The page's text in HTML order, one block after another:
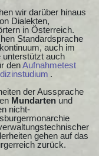
wir darüber hinaus
Dialekten,
in Österreich.
Standardsprache
auch im
unterstützt auch
denAufnahmetest
.
der Aussprache
Mundarten und
nicht-
gehen auf das
zurück.